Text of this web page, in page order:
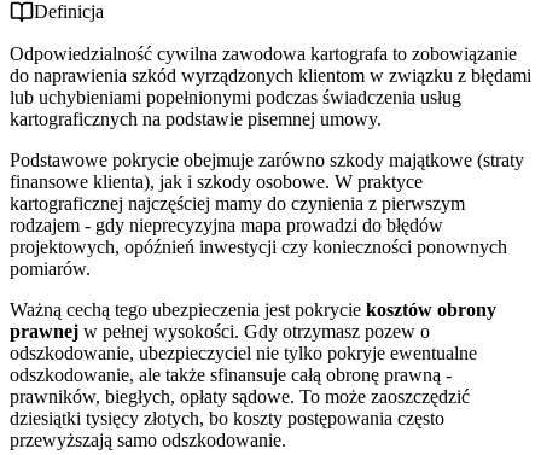
Definicja
Odpowiedzialność cywilna zawodowa kartografa to zobowiązanie
do naprawienia szkód wyrządzonych klientom w związku z błędami
lub uchybieniami popełnionymi podczas świadczenia usług
kartograficznych na podstawie pisemnej umowy.
Podstawowe pokrycie obejmuje zarówno szkody majątkowe (straty
finansowe klienta), jak i szkody osobowe. W praktyce
kartograficznej najczęściej mamy do czynienia z pierwszym
rodzajem - gdy nieprecyzyjna mapa prowadzi do błędów
projektowych, opóźnień inwestycji czy konieczności ponownych
pomiarów.
Ważną cechą tego ubezpieczenia jest pokrycie kosztów obrony
prawnej w pełnej wysokości. Gdy otrzymasz pozew o
odszkodowanie, ubezpieczyciel nie tylko pokryje ewentualne
odszkodowanie, ale także sfinansuje całą obronę prawną -
prawników, biegłych, opłaty sądowe. To może zaoszczędzić
dziesiątki tysięcy złotych, bo koszty postępowania często
przewyższają samo odszkodowanie.